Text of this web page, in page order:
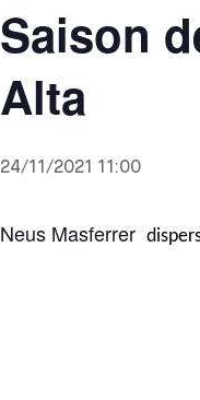
Saison
Alta
24/11/2021 11:00
Neus Masferrer